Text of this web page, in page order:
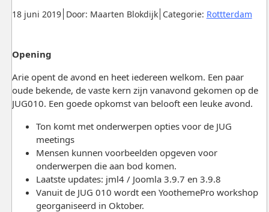
Gepubliceerd:
18 juni 2019. Door: Maarten Blokdijk. Categorie: Rottterdam.
Opening
Arie opent de avond en heet iedereen welkom. Een paar
oude bekende, de vaste kern zijn vanavond gekomen op de
JUG010. Een goede opkomst van belooft een leuke avond.
Ton komt met onderwerpen opties voor de JUG
meetings
Mensen kunnen voorbeelden opgeven voor
onderwerpen die aan bod komen.
Laatste updates: jml4 / Joomla 3.9.7 en 3.9.8
Vanuit de JUG 010 wordt een YoothemePro workshop
georganiseerd in Oktober.